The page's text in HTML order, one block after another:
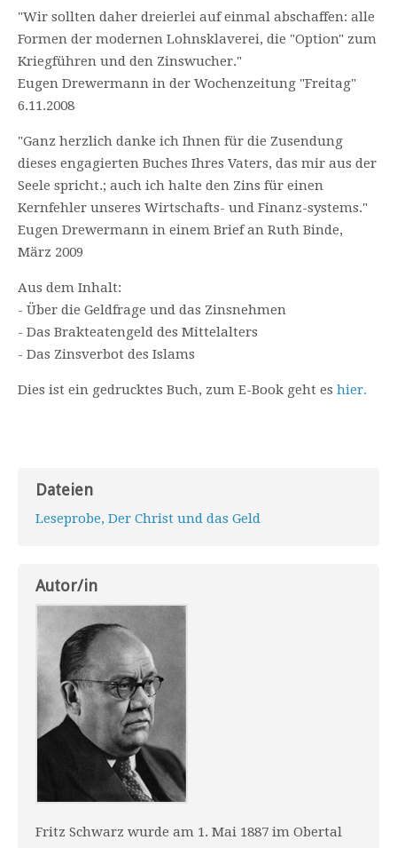
"Wir sollten daher dreierlei auf einmal abschaffen: alle
Formen der modernen Lohnsklaverei, die "Option" zum
Kriegführen und den Zinswucher."
Eugen Drewermann in der Wochenzeitung "Freitag"
6.11.2008
"Ganz herzlich danke ich Ihnen für die Zusendung
dieses engagierten Buches Ihres Vaters, das mir aus der
Seele spricht.; auch ich halte den Zins für einen
Kernfehler unseres Wirtschafts- und Finanz-systems."
Eugen Drewermann in einem Brief an Ruth Binde,
März 2009
Aus dem Inhalt:
- Über die Geldfrage und das Zinsnehmen
- Das Brakteatengeld des Mittelalters
- Das Zinsverbot des Islams
Dies ist ein gedrucktes Buch, zum E-Book geht es hier.
Dateien
Leseprobe, Der Christ und das Geld
Autor/in
Fritz Schwarz wurde am 1. Mai 1887 im Obertal